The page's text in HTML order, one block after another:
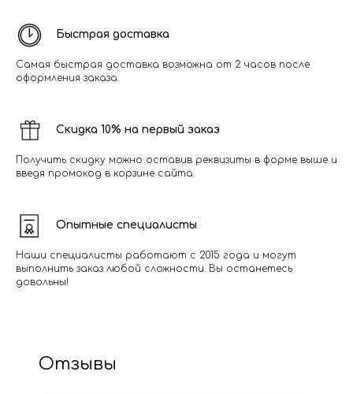
Быстрая доставка
Самая быстрая доставка возможна от 2 часов после
оформления заказа.
Скидка 10% на первый заказ
Получить скидку можно оставив реквизиты в форме выше и
введя промокод в корзине сайта.
Опытные специалисты
Наши специалисты работают с 2015 года и могут
выполнить заказ любой сложности. Вы останетесь
довольны!
Отзывы